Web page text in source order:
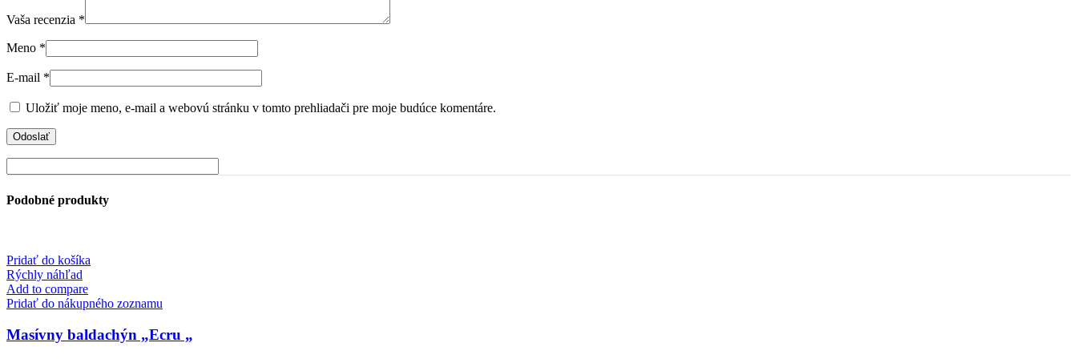
Vaša recenzia *
Meno *
E-mail *
Uložiť moje meno, e-mail a webovú stránku v tomto prehliadači pre moje budúce komentáre.
Podobné produkty
Pridať do košíka
Rýchly náhľad
Add to compare
Pridať do nákupného zoznamu
Masívny baldachýn „Ecru „